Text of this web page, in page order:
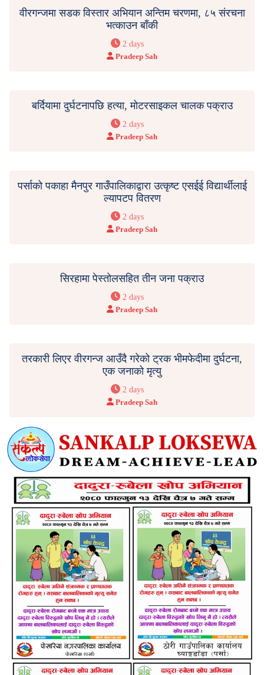
वीरगन्जमा सडक विस्तार अभियान अन्तिम चरणमा, ८५ संरचना
भत्काउन बाँकी
2 days
Pradeep Sah
बर्दियामा दुर्घटनापछि हत्या, मोटरसाइकल चालक पक्राउ
2 days
Pradeep Sah
पर्साको पकाहा मैनपुर गाउँपालिकाद्वारा उत्कृष्ट एसईई विद्यार्थीलाई
ल्यापटप वितरण
2 days
Pradeep Sah
सिरहामा पेस्तोलसहित तीन जना पक्राउ
2 days
Pradeep Sah
तरकारी लिएर वीरगन्ज आउँदै गरेको ट्रक भीमफेदीमा दुर्घटना,
एक जनाको मृत्यु
2 days
Pradeep Sah